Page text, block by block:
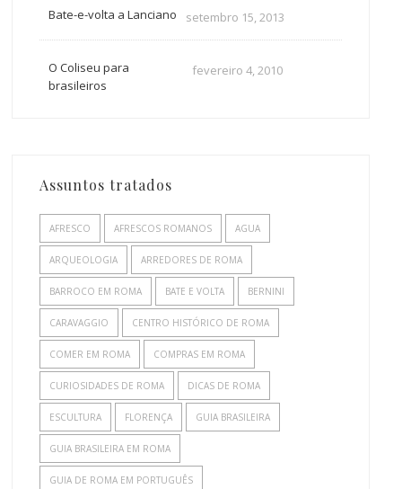
Bate-e-volta a Lanciano setembro 15, 2013
O Coliseu para
brasileiros
fevereiro 4, 2010
Assuntos tratados
AFRESCO AFRESCOS ROMANOS AGUA
ARQUEOLOGIA ARREDORES DE ROMA
BARROCO EM ROMA BATE E VOLTA BERNINI
CARAVAGGIO CENTRO HISTÓRICO DE ROMA
COMER EM ROMA COMPRAS EM ROMA
CURIOSIDADES DE ROMA DICAS DE ROMA
ESCULTURA FLORENÇA GUIA BRASILEIRA
GUIA BRASILEIRA EM ROMA
GUIA DE ROMA EM PORTUGUÊS